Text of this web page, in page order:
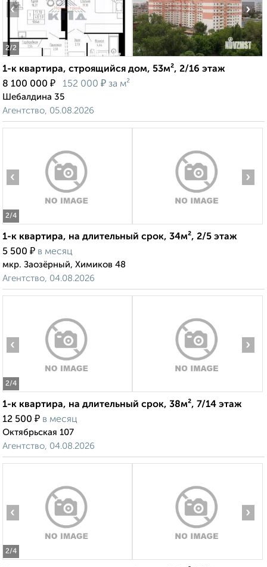
2/2
‹ ›
1-к квартира, строящийся дом, 53м², 2/16 этаж
8 100 000 ₽ 152 000 ₽ за м²
Шебалдина 35
Агентство, 05.08.2026
2/4
‹ ›
1-к квартира, на длительный срок, 34м², 2/5 этаж
5 500 ₽ в месяц
мкр. Заозёрный, Химиков 48
Агентство, 04.08.2026
2/4
‹ ›
1-к квартира, на длительный срок, 38м², 7/14 этаж
12 500 ₽ в месяц
Октябрьская 107
Агентство, 04.08.2026
2/4
‹ ›